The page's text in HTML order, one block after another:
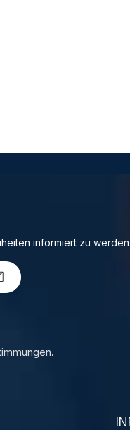
informiert zu werden.
.